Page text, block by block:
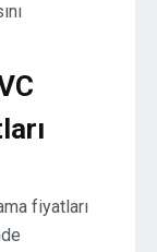
fiyatları